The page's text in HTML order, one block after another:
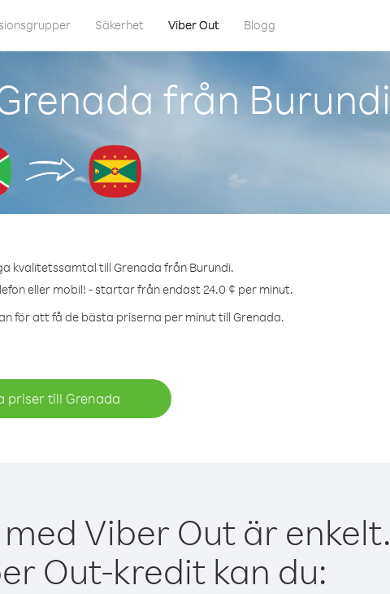
Säkerhet Viber Out Blogg
från Burundi
kvalitetssamtal till Grenada från Burundi.
eller mobil! - startar från endast 24.0 ¢ per minut.
för att få de bästa priserna per minut till Grenada.
priser till Grenada
Viber Out är enkelt.
Out-kredit kan du: